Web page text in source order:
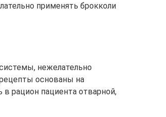
применять брокколи
нежелательно
основаны на
рацион пациента отварной,